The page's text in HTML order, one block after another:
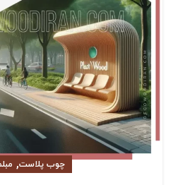
چوب پلاست,